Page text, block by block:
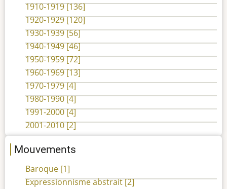
1910-1919[136]
1920-1929[120]
1930-1939[56]
1940-1949[46]
1950-1959[72]
1960-1969[13]
1970-1979[4]
1980-1990[4]
1991-2000[4]
2001-2010[2]
Mouvements
Baroque [1]
Expressionnisme abstrait[2]